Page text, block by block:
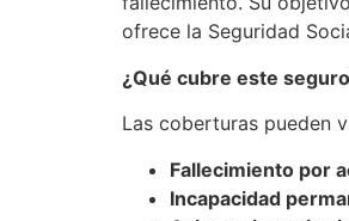
ofrece la Seguridad
¿Qué cubre este
Las coberturas pueden
Fallecimiento por
Incapacidad